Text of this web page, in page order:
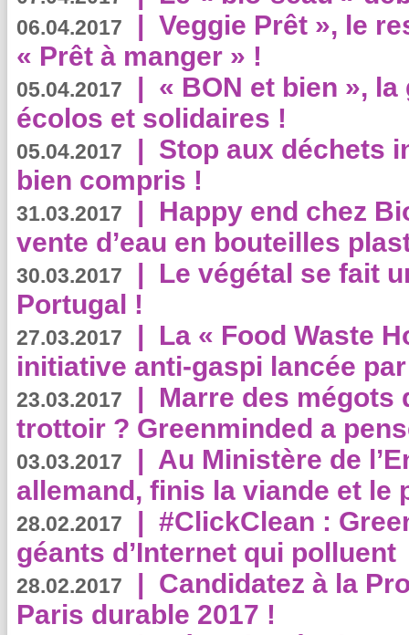
06.04.2017 | Veggie Prêt », le
« Prêt à manger » !
05.04.2017 | « BON et bien »,
écolos et solidaires !
05.04.2017 | Stop aux déchets
bien compris !
31.03.2017 | Happy end chez
vente d’eau en bouteilles
30.03.2017 | Le végétal se fait
Portugal !
27.03.2017 | La « Food Waste
initiative anti-gaspi lancée
23.03.2017 | Marre des mégots
trottoir ? Greenminded a
03.03.2017 | Au Ministère de
allemand, finis la viande et le
28.02.2017 | #ClickClean :
géants d’Internet qui polluent
28.02.2017 | Candidatez à la
Paris durable 2017 !